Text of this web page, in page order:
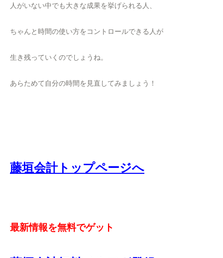
人がいない中でも大きな成果を挙げられる人、
ちゃんと時間の使い方をコントロールできる人が
生き残っていくのでしょうね。
あらためて自分の時間を見直してみましょう！
藤垣会計トップページへ
最新情報を無料でゲット